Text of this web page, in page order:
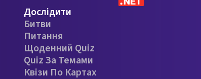
Дослідити
Битви
Питання
Щоденний Quiz
Quiz За Темами
Квізи По Картах